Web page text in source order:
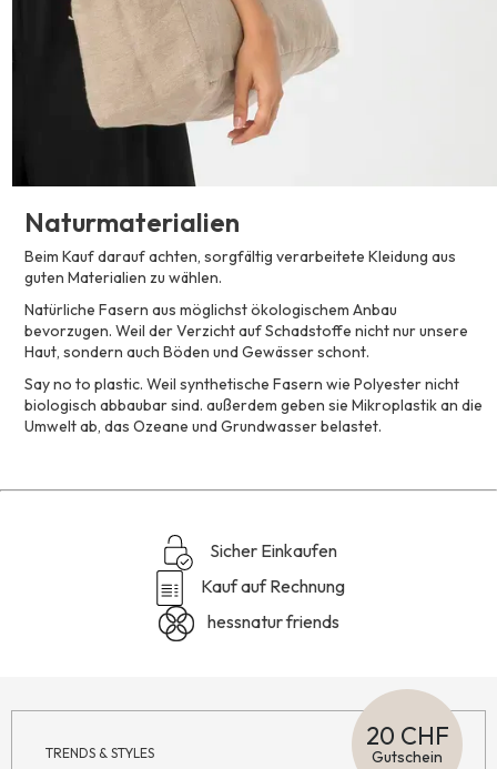
Naturmaterialien
Beim Kauf darauf achten, sorgfältig verarbeitete Kleidung aus
guten Materialien zu wählen.
Natürliche Fasern aus möglichst ökologischem Anbau
bevorzugen. Weil der Verzicht auf Schadstoffe nicht nur unsere
Haut, sondern auch Böden und Gewässer schont.
Say no to plastic. Weil synthetische Fasern wie Polyester nicht
biologisch abbaubar sind. außerdem geben sie Mikroplastik an die
Umwelt ab, das Ozeane und Grundwasser belastet.
Sicher Einkaufen
Kauf auf Rechnung
hessnatur friends
TRENDS & STYLES
20 CHF
Gutschein